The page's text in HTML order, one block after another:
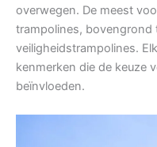
overwegen. De meest
trampolines, bovengrond
veiligheidstrampolines.
kenmerken die de keuze
beïnvloeden.